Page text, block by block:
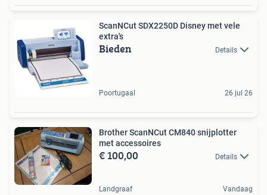
ScanNCut SDX2250D Disney met vele
extra's
Bieden Details
Poortugaal 26 jul 26
Brother ScanNCut CM840 snijplotter
met accessoires
€ 100,00 Details
Landgraaf Vandaag